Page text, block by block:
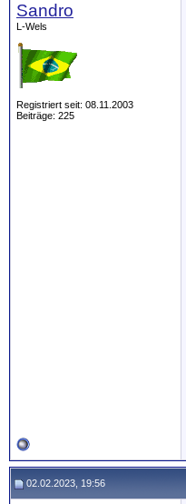
Sandro
L-Wels
Registriert seit: 08.11.2003
Beiträge: 225
02.02.2023, 19:56